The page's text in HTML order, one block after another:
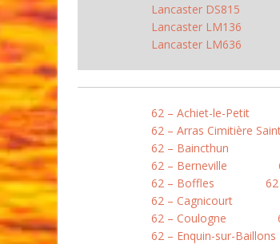
Lancaster DS815
Lancaster LM136
Lancaster LM636
62 – Achiet-le-Petit
62 – Arras Cimitière
62 – Baincthun
62 – Berneville
62 – Boffles
62 – Cagnicourt
62 – Coulogne
62 – Enquin-sur-Baillons